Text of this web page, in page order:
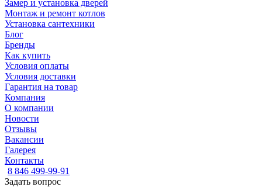
Замер и установка дверей
Монтаж и ремонт котлов
Установка сантехники
Блог
Бренды
Как купить
Условия оплаты
Условия доставки
Гарантия на товар
Компания
О компании
Новости
Отзывы
Вакансии
Галерея
Контакты
8 846 499-99-91
Задать вопрос